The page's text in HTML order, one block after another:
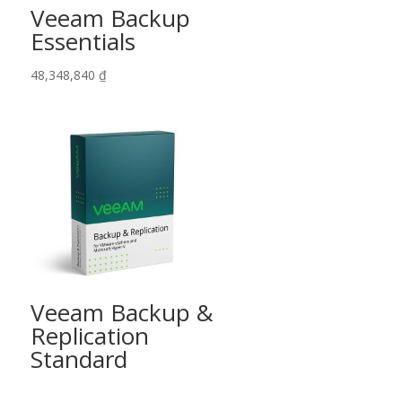
Veeam Backup
Essentials
48,348,840 ₫
Veeam Backup &
Replication
Standard